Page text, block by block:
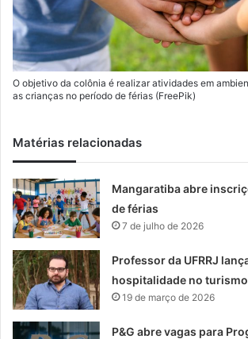
O objetivo da colônia é realizar atividades em
as crianças no período de férias (FreePik)
Matérias relacionadas
Mangaratiba abre
de férias
7 de julho de 2026
Professor da UFRRJ
hospitalidade no turismo
19 de março de 2026
P&G abre vagas para